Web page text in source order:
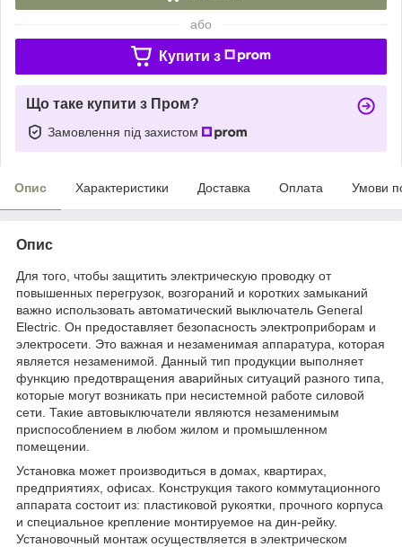
або
Купити з
Що таке купити з Пром?
Замовлення під захистом
Опис Характеристики Доставка Оплата Умови
Опис
Для того, чтобы защитить электрическую проводку от
повышенных перегрузок, возгораний и коротких замыканий
важно использовать автоматический выключатель General
Electric. Он предоставляет безопасность электроприборам и
электросети. Это важная и незаменимая аппаратура, которая
является незаменимой. Данный тип продукции выполняет
функцию предотвращения аварийных ситуаций разного типа,
которые могут возникать при несистемной работе силовой
сети. Такие автовыключатели являются незаменимым
приспособлением в любом жилом и промышленном
помещении.
Установка может производиться в домах, квартирах,
предприятиях, офисах. Конструкция такого коммутационного
аппарата состоит из: пластиковой рукоятки, прочного корпуса
и специальное крепление монтируемое на дин-рейку.
Установочный монтаж осуществляется в электрическом